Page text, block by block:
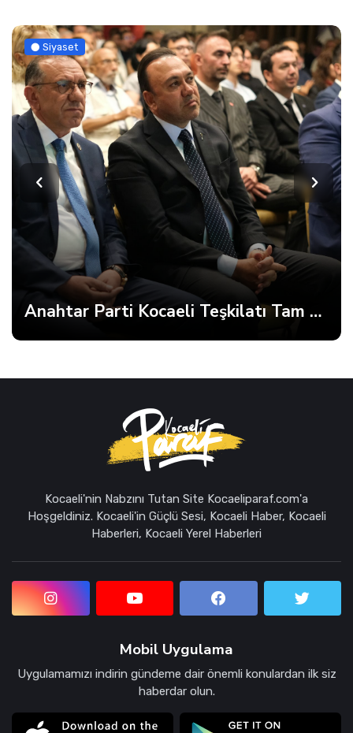
Siyaset
Anahtar Parti Kocaeli Teşkilatı Tam Kadro Toplandı
Kocaeli'nin Nabzını Tutan Site Kocaeliparaf.com'a
Hoşgeldiniz. Kocaeli'in Güçlü Sesi, Kocaeli Haber, Kocaeli
Haberleri, Kocaeli Yerel Haberleri
Mobil Uygulama
Uygulamamızı indirin gündeme dair önemli konulardan ilk siz
haberdar olun.